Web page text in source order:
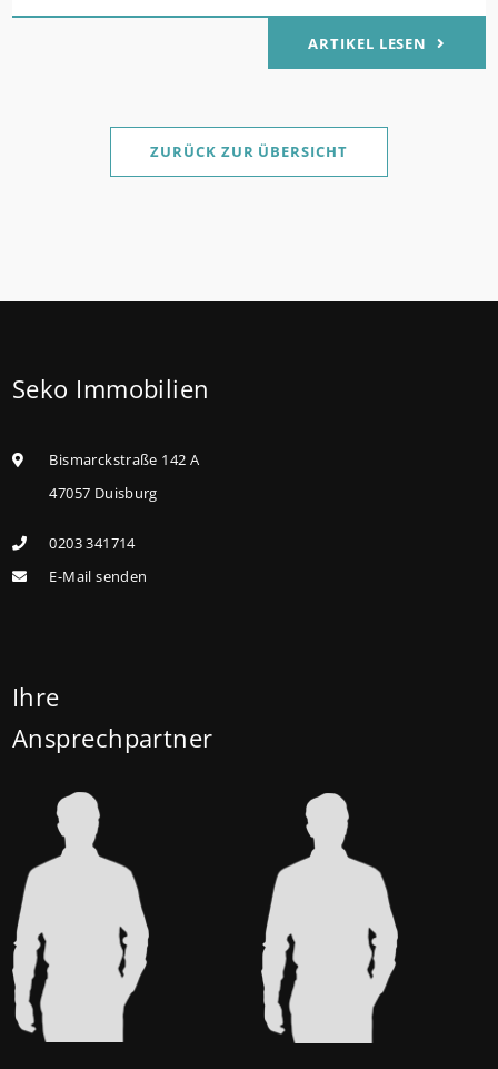
Entfernung sinken: (mehr …)
ARTIKEL LESEN
ZURÜCK ZUR ÜBERSICHT
Seko Immobilien
Bismarckstraße 142 A
47057 Duisburg
0203 341714
E-Mail senden
Ihre
Ansprechpartner